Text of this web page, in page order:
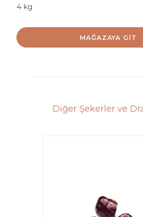
4 kg
MAĞAZAYA GIT
Diğer Şekerler ve